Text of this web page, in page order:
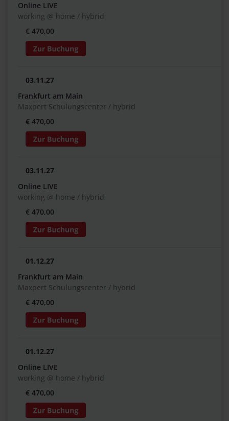
Online LIVE
working @ home / hybrid
€ 470,00
03.11.27
Frankfurt am Main
Maxpert Schulungscenter / hybrid
€ 470,00
03.11.27
Online LIVE
working @ home / hybrid
€ 470,00
01.12.27
Frankfurt am Main
Maxpert Schulungscenter / hybrid
€ 470,00
01.12.27
Online LIVE
working @ home / hybrid
€ 470,00